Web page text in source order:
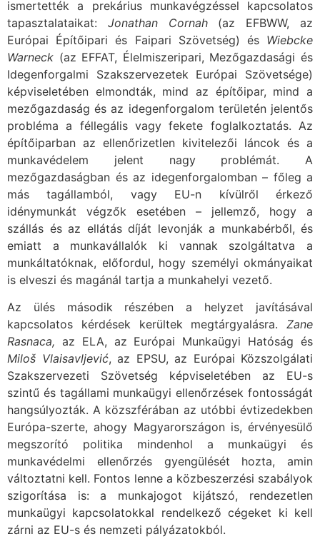
ismertették a prekárius munkavégzéssel kapcsolatos
tapasztalataikat: Jonathan Cornah(az EFBWW, az
Európai Építőipari és Faipari Szövetség) és Wiebcke
Warneck (az EFFAT, Élelmiszeripari, Mezőgazdasági és
Idegenforgalmi Szakszervezetek Európai Szövetsége)
képviseletében elmondták, mind az építőipar, mind a
mezőgazdaság és az idegenforgalom területén jelentős
probléma a féllegális vagy fekete foglalkoztatás. Az
építőiparban az ellenőrizetlen kivitelezői láncok és a
munkavédelem jelent nagy problémát. A
mezőgazdaságban és az idegenforgalomban – főleg a
más tagállamból, vagy EU-n kívülről érkező
idénymunkát végzők esetében – jellemző, hogy a
szállás és az ellátás díját levonják a munkabérből, és
emiatt a munkavállalók ki vannak szolgáltatva a
munkáltatóknak, előfordul, hogy személyi okmányaikat
is elveszi és magánál tartja a munkahelyi vezető.
Az ülés második részében a helyzet javításával
kapcsolatos kérdések kerültek megtárgyalásra. Zane
Rasnaca, az ELA, az Európai Munkaügyi Hatóság és
Miloš Vlaisavljević, az EPSU, az Európai Közszolgálati
Szakszervezeti Szövetség képviseletében az EU-s
szintű és tagállami munkaügyi ellenőrzések fontosságát
hangsúlyozták. A közszférában az utóbbi évtizedekben
Európa-szerte, ahogy Magyarországon is, érvényesülő
megszorító politika mindenhol a munkaügyi és
munkavédelmi ellenőrzés gyengülését hozta, amin
változtatni kell. Fontos lenne a közbeszerzési szabályok
szigorítása is: a munkajogot kijátszó, rendezetlen
munkaügyi kapcsolatokkal rendelkező cégeket ki kell
zárni az EU-s és nemzeti pályázatokból.